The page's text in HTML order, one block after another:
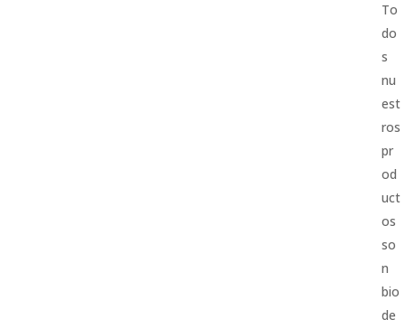
To
do
s
nu
est
ros
pr
od
uct
os
so
n
bio
de